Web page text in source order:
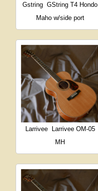
Gstring GString T4 Hondo
Maho w/side port
Larrivee
Larrivee OM-05
MH